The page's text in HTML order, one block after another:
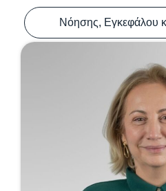
Νόησης, Εγκεφάλου